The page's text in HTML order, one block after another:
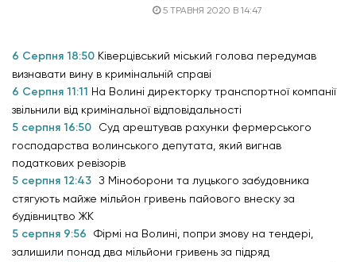
5 ТРАВНЯ 2020 В 14:47
6 Серпня 18:50 Ківерцівський міський голова передумав
визнавати вину в кримінальній справі
6 Серпня 11:11 На Волині директорку транспортної компанії
звільнили від кримінальної відповідальності
5 серпня 16:50
Суд арештував рахунки фермерського
господарства волинського депутата, який вигнав
податкових ревізорів
5 серпня 12:43 З Міноборони та луцького забудовника
стягують майже мільйон гривень пайового внеску за
будівництво ЖК
5 серпня 9:56
Фірмі на Волині, попри змову на тендері,
залишили понад два мільйони гривень за підряд